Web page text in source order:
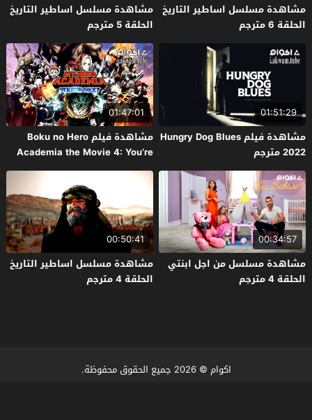
مشاهدة مسلسل اساطير التاريخ
الحلقة 6 مترجم
مشاهدة مسلسل اساطير التاريخ
الحلقة 5 مترجم
01:51:29
مشاهدة فيلم Hungry Dog Blues
2022 مترجم
01:47:01
مشاهدة فيلم Boku no Hero
Academia the Movie 4: You’re
Next 2024 مترجم
00:34:57
مشاهدة مسلسل من اجل ابنتي
الحلقة 4 مترجم
00:50:41
مشاهدة مسلسل اساطير التاريخ
الحلقة 4 مترجم
اكوام © 2026 جميع الحقوق محفوظة.